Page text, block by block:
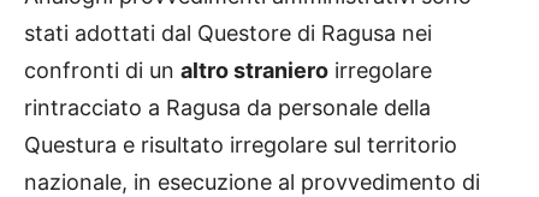
stati adottati dal Questore di Ragusa nei
confronti di un altro straniero irregolare
rintracciato a Ragusa da personale della
Questura e risultato irregolare sul territorio
nazionale, in esecuzione al provvedimento di